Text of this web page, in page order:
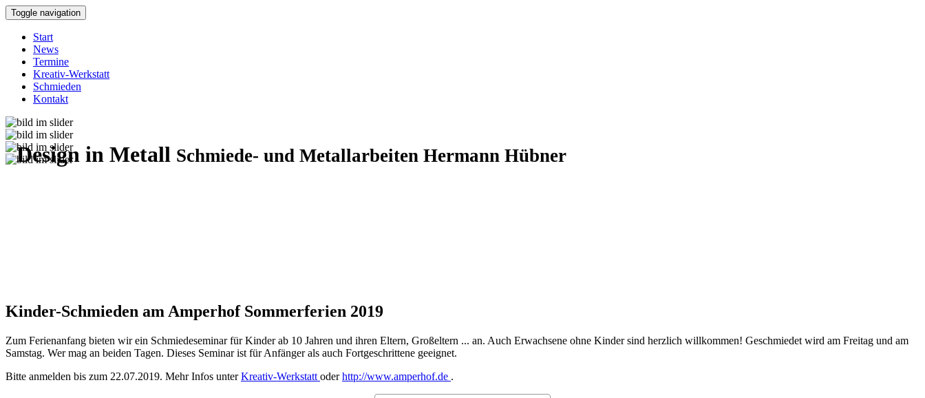
Toggle navigation
Start
News
Termine
Kreativ-Werkstatt
Schmieden
Kontakt
Design in Metall Schmiede- und Metallarbeiten Hermann Hübner
Kinder-Schmieden am Amperhof Sommerferien 2019
Zum Ferienanfang bieten wir ein Schmiedeseminar für Kinder ab 10 Jahren und ihren Eltern, Großeltern ... an. Auch Erwachsene ohne Kinder sind herzlich willkommen! Geschmiedet wird am Freitag und am
Samstag. Wer mag an beiden Tagen. Dieses Seminar ist für Anfänger als auch Fortgeschrittene geeignet.
Bitte anmelden bis zum 22.07.2019. Mehr Infos unterKreativ-Werkstatt oderhttp://www.amperhof.de .